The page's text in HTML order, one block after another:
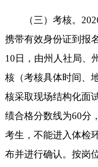
（五）考察。2026年
单位组织考察，考察组不
报《2025年克州事业单位
招聘考察表》（附件5）
（包括调动档案），考察
的政治表现和有无违法犯
存在不得报考情形，毕业